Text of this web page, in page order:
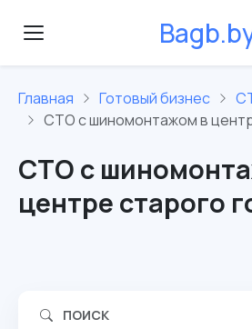
Bagb.b
Главная Готовый бизнес
СТО с шиномонтажом в
СТО с
центре старого
ПОИСК